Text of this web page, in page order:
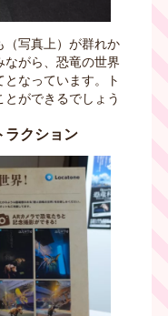
（写真上）が群れか
ながら、恐竜の世界
なっています。ト
ができるでしょう
ラクション